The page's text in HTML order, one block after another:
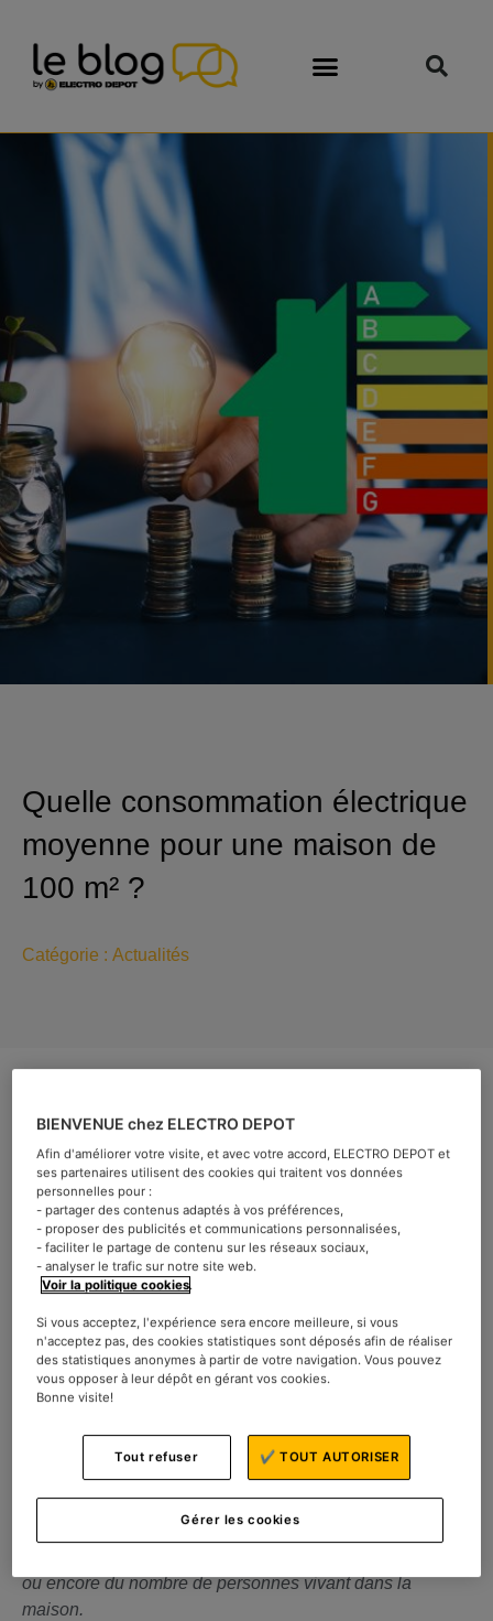
Quelle consommation électrique
moyenne pour une maison de
100 m² ?
Catégorie : Actualités
La puissance électrique nécessaire à votre logement
varie selon la taille de la maison et les équipements
présents. Plus une maison est grande, plus elle est
énergivore en électricité. En 2024, la consommation
moyenne en électricité d’une maison de 100 m² est
9 kVA. Cela représente une facture d’électricité annuelle
pouvant atteindre les 3 000 euros, en tenant compte des
récentes augmentations des tarifs de l’électricité.
ELECTRO DEPOT vous livre ses meilleures
recommandations d’utilisation pour faire des économies
Bon à savoir : ce chiffre peut évidemment évoluer selon
de consommation de chaque foyer, surtout
ou encore du nombre de personnes vivant dans la
maison.
BIENVENUE chez ELECTRO DEPOT
Afin d'améliorer votre visite, et avec votre accord, ELECTRO DEPOT et
ses partenaires utilisent des cookies qui traitent vos données
personnelles pour :
- partager des contenus adaptés à vos préférences,
- proposer des publicités et communications personnalisées,
- faciliter le partage de contenu sur les réseaux sociaux,
- analyser le trafic sur notre site web.
Voir la politique cookies.
Si vous acceptez, l'expérience sera encore meilleure, si vous
n'acceptez pas, des cookies statistiques sont déposés afin de réaliser
des statistiques anonymes à partir de votre navigation. Vous pouvez
vous opposer à leur dépôt en gérant vos cookies.
Bonne visite!
Gérer les cookies
Tout refuser ✔ TOUT AUTORISER